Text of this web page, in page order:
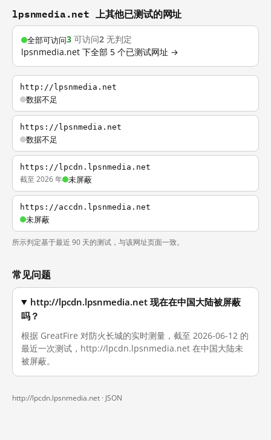
lpsnmedia.net 上其他已测试的网址
全部可访问3 可访问2 无判定
lpsnmedia.net 下全部 5 个已测试网址 →
http://lpsnmedia.net
数据不足
https://lpsnmedia.net
数据不足
https://lpcdn.lpsnmedia.net
截至 2026 年 未屏蔽
https://accdn.lpsnmedia.net
未屏蔽
所示判定基于最近 90 天的测试，与该网址页面一致。
常见问题
http://lpcdn.lpsnmedia.net 现在在中国大陆被屏蔽
吗？
根据 GreatFire 对防火长城的实时测量，截至 2026-06-12 的
最近一次测试，http://lpcdn.lpsnmedia.net 在中国大陆未
被屏蔽。
http://lpcdn.lpsnmedia.net · JSON